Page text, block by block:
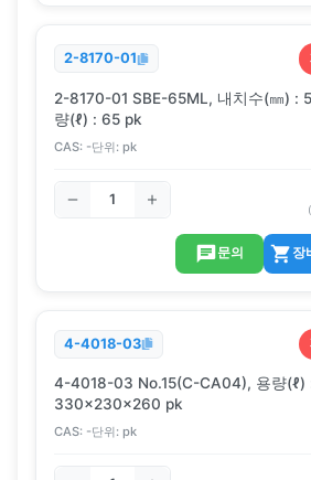
2-8170-01
2-8170-01 SBE-65ML, 내치수(㎜) :
량(ℓ) : 65 pk
CAS: -단위: pk
문의 장
4-4018-03
4-4018-03 No.15(C-CA04), 용량(ℓ)
330x230x260 pk
CAS: -단위: pk